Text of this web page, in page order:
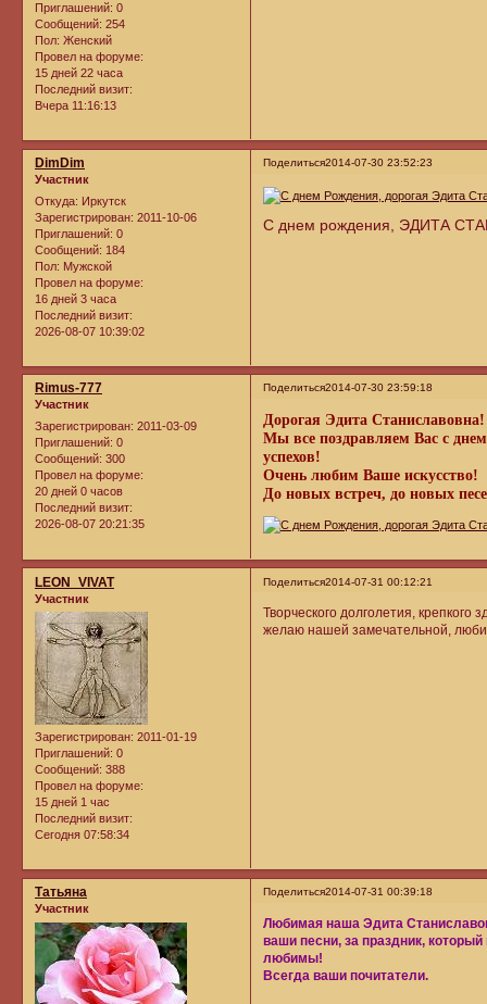
Приглашений: 0
Сообщений: 254
Пол: Женский
Провел на форуме:
15 дней 22 часа
Последний визит:
Вчера 11:16:13
Поделиться2014-07-30 23:52:23
DimDim
Участник
Откуда: Иркутск
Зарегистрирован: 2011-10-06
Приглашений: 0
Сообщений: 184
Пол: Мужской
Провел на форуме:
16 дней 3 часа
Последний визит:
2026-08-07 10:39:02
С днем рождения, ЭДИТА
Поделиться2014-07-30 23:59:18
Rimus-777
Участник
Зарегистрирован: 2011-03-09
Приглашений: 0
Сообщений: 300
Провел на форуме:
20 дней 0 часов
Последний визит:
2026-08-07 20:21:35
Дорогая Эдита Станиславовна!
Мы все поздравляем Вас с
успехов!
Очень любим Ваше искусство!
До новых встреч, до новых
Поделиться2014-07-31 00:12:21
LEON_VIVAT
Участник
Зарегистрирован: 2011-01-19
Приглашений: 0
Сообщений: 388
Провел на форуме:
15 дней 1 час
Последний визит:
Сегодня 07:58:34
Творческого долголетия,
желаю нашей замечательной,
Поделиться2014-07-31 00:39:18
Татьяна
Участник
Любимая наша Эдита
ваши песни, за праздник,
любимы!
Всегда ваши почитатели.